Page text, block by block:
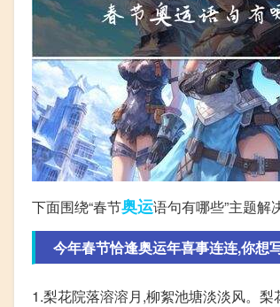
下面围绕“春节奥运语句有哪些”主题解
今年春节恰逢奥运年喜事连连,你想
1.梨花院落溶溶月,柳絮池塘淡淡风。